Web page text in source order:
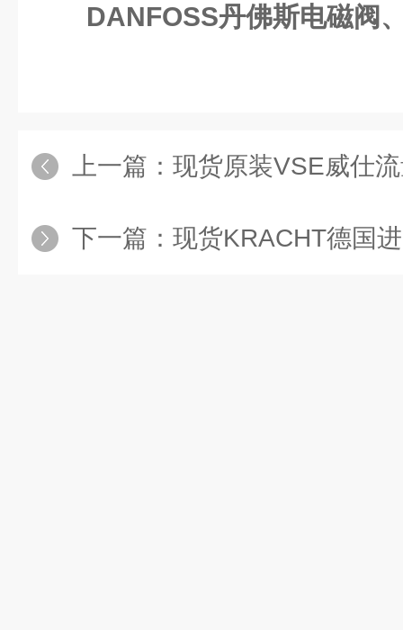
DANFOSS丹佛斯电磁阀
上一篇： 现货原装VSE威仕流量计
下一篇： 现货KRACHT德国进口齿